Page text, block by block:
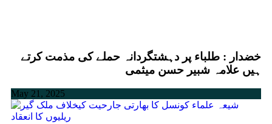
خضدار : طلباء پر دہشتگردانہ حملے کی مذمت کرتے
ہیں علامہ شبیر حسن میثمی
May 21, 2025